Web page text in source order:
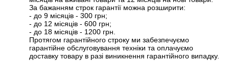
За бажанням строк гарантії можна розширити:
- до 9 місяців - 300 грн;
- до 12 місяців - 600 грн;
- до 18 місяців - 1200 грн.
Протягом гарантійного строку ми забезпечуємо
гарантійне обслуговування техніки та оплачуємо
доставку товару в разі виникнення гарантійного випадку.